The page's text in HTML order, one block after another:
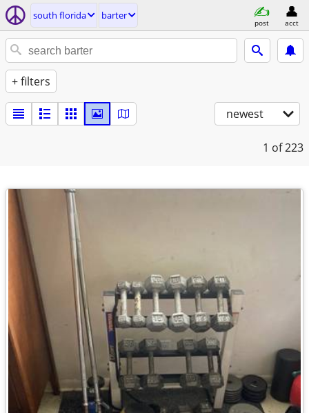
south florida barter
post acct
+ filters
newest
1 of 223